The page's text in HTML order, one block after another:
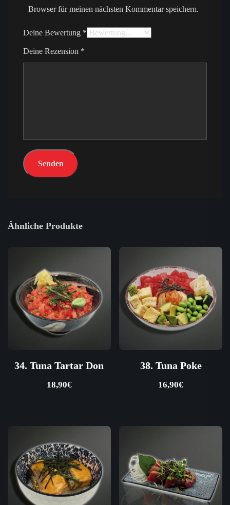
Browser für meinen nächsten Kommentar speichern.
Deine Bewertung *
Deine Rezension *
Ähnliche Produkte
34. Tuna Tartar Don
18,90€
38. Tuna Poke
16,90€